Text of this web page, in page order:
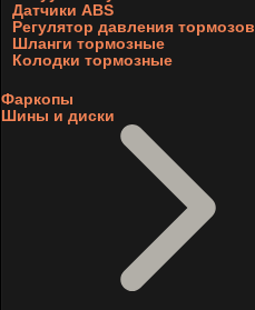
Датчики ABS
Регулятор давления тормозов
Шланги тормозные
Колодки тормозные
Фаркопы
Шины и диски